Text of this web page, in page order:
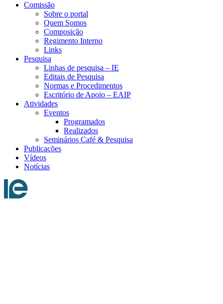
Comissão
Sobre o portal
Quem Somos
Composição
Regimento Interno
Links
Pesquisa
Linhas de pesquisa – IE
Editais de Pesquisa
Normas e Procedimentos
Escritório de Apoio – EAIP
Atividades
Eventos
Programados
Realizados
Seminários Café & Pesquisa
Publicações
Vídeos
Notícias